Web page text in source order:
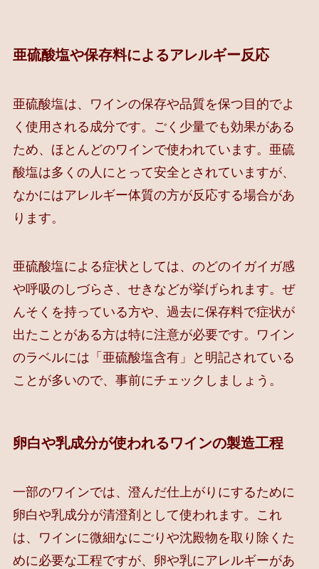
亜硫酸塩や保存料によるアレルギー反応
亜硫酸塩は、ワインの保存や品質を保つ目的でよ
く使用される成分です。ごく少量でも効果がある
ため、ほとんどのワインで使われています。亜硫
酸塩は多くの人にとって安全とされていますが、
なかにはアレルギー体質の方が反応する場合があ
ります。
亜硫酸塩による症状としては、のどのイガイガ感
や呼吸のしづらさ、せきなどが挙げられます。ぜ
んそくを持っている方や、過去に保存料で症状が
出たことがある方は特に注意が必要です。ワイン
のラベルには「亜硫酸塩含有」と明記されている
ことが多いので、事前にチェックしましょう。
卵白や乳成分が使われるワインの製造工程
一部のワインでは、澄んだ仕上がりにするために
卵白や乳成分が清澄剤として使われます。これ
は、ワインに微細なにごりや沈殿物を取り除くた
めに必要な工程ですが、卵や乳にアレルギーがあ